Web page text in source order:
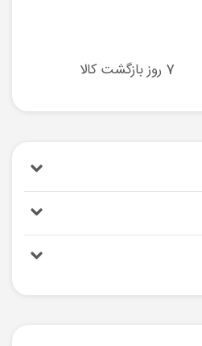
7 روز بازگشت کالا